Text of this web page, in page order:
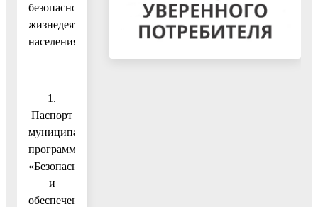
безопасности
жизнедеятельности
населения»
1.
Паспорт
муниципальной
программы
«Безопасность
и
обеспечение